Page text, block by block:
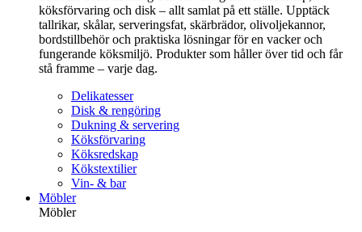
köksförvaring och disk – allt samlat på ett ställe. Upptäck
tallrikar, skålar, serveringsfat, skärbrädor, olivoljekannor,
bordstillbehör och praktiska lösningar för en vacker och
fungerande köksmiljö. Produkter som håller över tid och får
stå framme – varje dag.
Delikatesser
Disk & rengöring
Dukning & servering
Köksförvaring
Köksredskap
Kökstextilier
Vin- & bar
Möbler
Möbler